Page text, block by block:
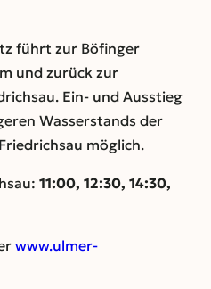
führt zur Böfinger
und zurück zur
Ein- und Ausstieg
Wasserstands der
möglich.
11:00, 12:30, 14:30,
www.ulmer-